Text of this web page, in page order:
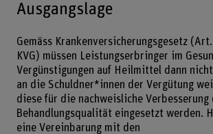
Ausgangslage
Gemäss Krankenversicherungsgesetz
KVG) müssen Leistungserbringer im
Vergünstigungen auf Heilmittel dann
an die Schuldner*innen der Vergütung
diese für die nachweisliche Verbesserung
Behandlungsqualität eingesetzt werden.
eine Vereinbarung mit den